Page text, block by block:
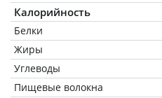
Калорийность
Белки
Жиры
Углеводы
Пищевые волокна